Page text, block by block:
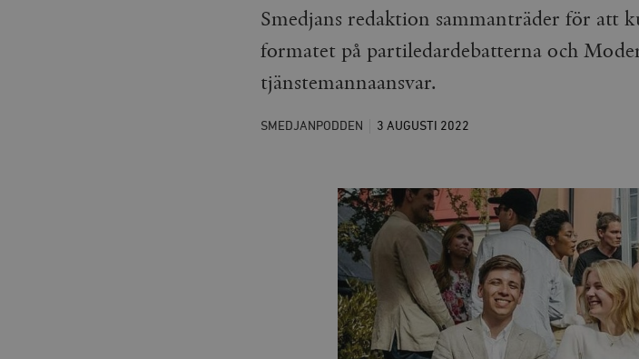
Smedjans redaktion sammanträder för att
formatet på partiledardebatterna och
tjänstemannaansvar.
SMEDJANPODDEN 3 AUGUSTI 2022